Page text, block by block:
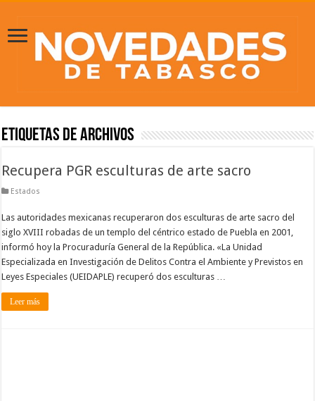
Etiquetas de Archivos
Recupera PGR esculturas de arte sacro
Estados
Las autoridades mexicanas recuperaron dos esculturas de arte sacro del
siglo XVIII robadas de un templo del céntrico estado de Puebla en 2001,
informó hoy la Procuraduría General de la República. «La Unidad
Especializada en Investigación de Delitos Contra el Ambiente y Previstos en
Leyes Especiales (UEIDAPLE) recuperó dos esculturas …
Leer más